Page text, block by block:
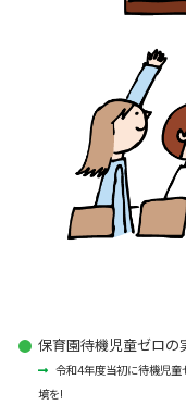
保育園待機児童ゼロの
令和4年度当初に待機児
境を!